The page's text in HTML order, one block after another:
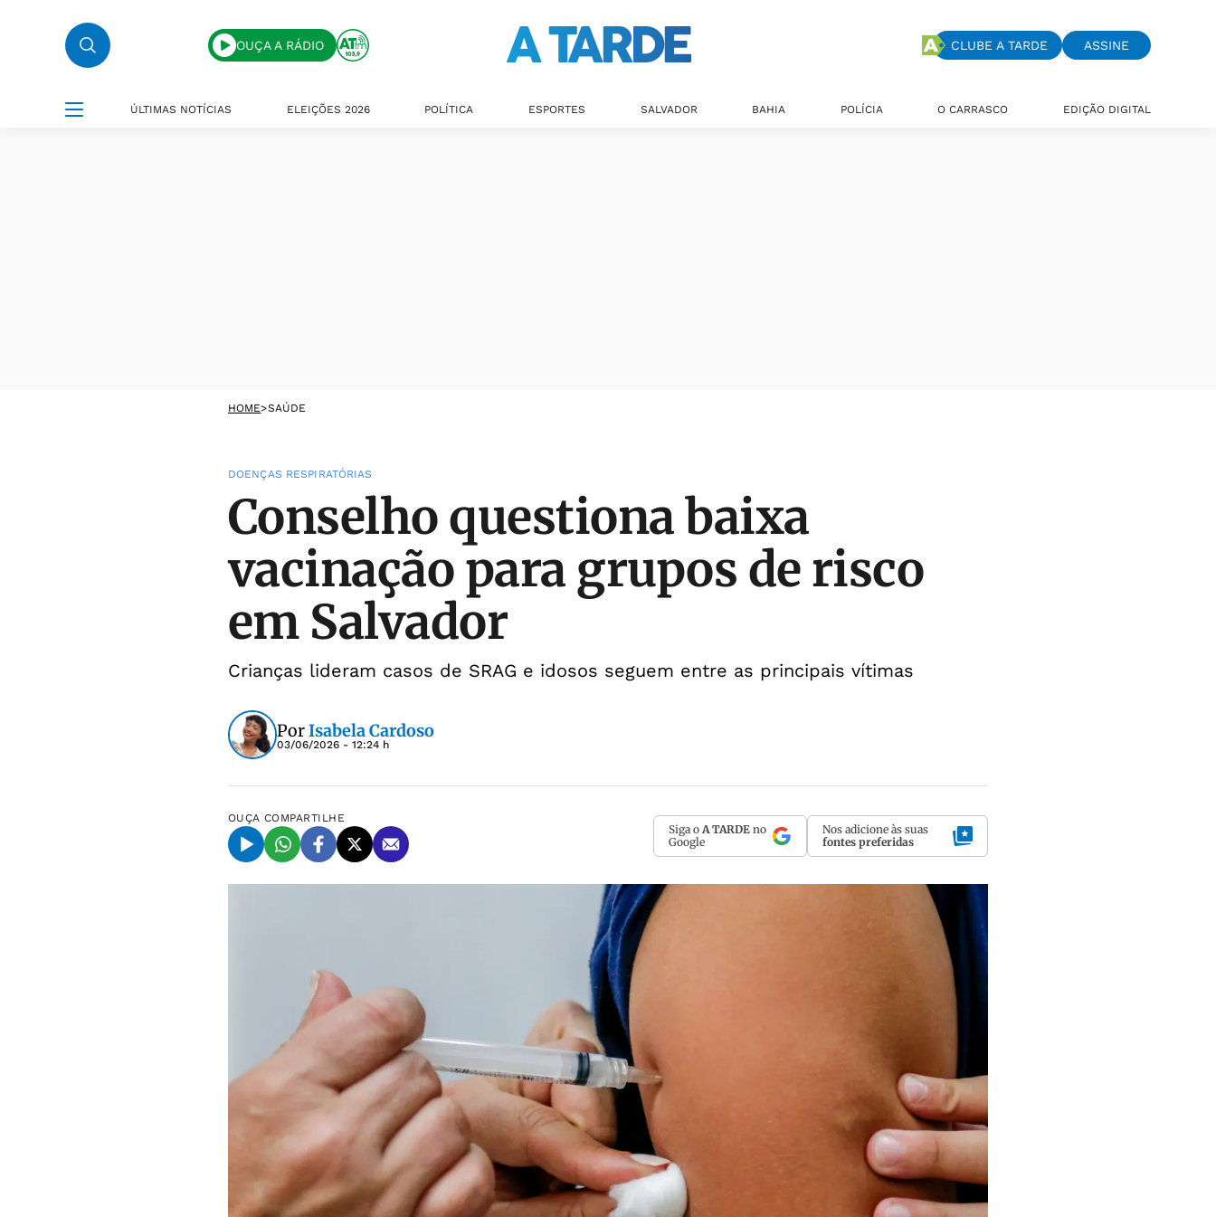
OUÇA A RÁDIO CLUBE A TARDE ASSINE
ÚLTIMAS NOTÍCIAS ELEIÇÕES 2026 POLÍTICA ESPORTES SALVADOR BAHIA POLÍCIA O CARRASCO EDIÇÃO DIGITAL
HOME>SAÚDE
DOENÇAS RESPIRATÓRIAS
Conselho questiona baixa
vacinação para grupos de risco
em Salvador
Crianças lideram casos de SRAG e idosos seguem entre as principais vítimas
PorIsabela Cardoso
03/06/2026 - 12:24 h
OUÇA COMPARTILHE
Siga o A TARDE no
Google
Nos adicione às suas
fontes preferidas